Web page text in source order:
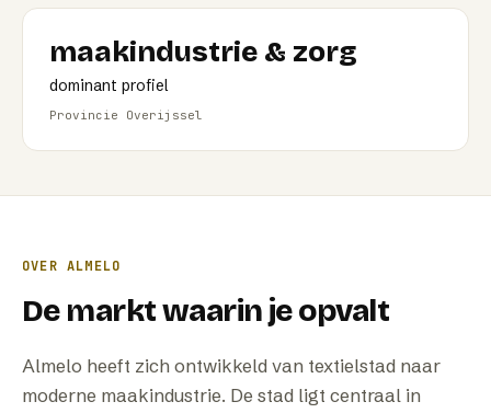
maakindustrie & zorg
dominant profiel
Provincie Overijssel
OVER ALMELO
De markt waarin je opvalt
Almelo heeft zich ontwikkeld van textielstad naar
moderne maakindustrie. De stad ligt centraal in